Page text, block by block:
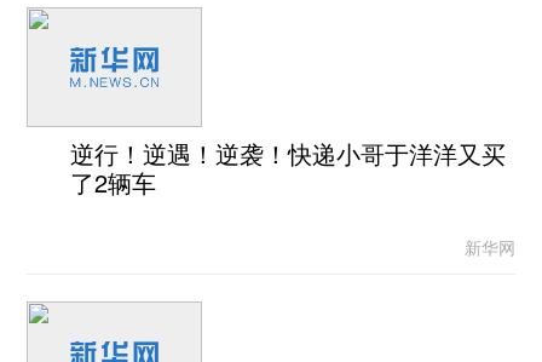
逆行！逆遇！逆袭！快递小哥于洋洋又买
了2辆车
新华网